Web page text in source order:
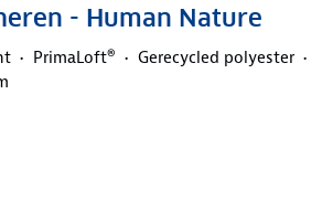
- Human Nature
PrimaLoft®
Gerecycled polyester